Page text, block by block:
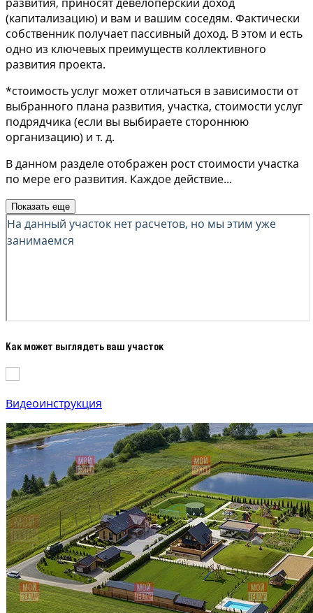
(капитализацию) и вам и вашим соседям. Фактически
собственник получает пассивный доход. В этом и есть
одно из ключевых преимуществ коллективного
развития проекта.
*стоимость услуг может отличаться в зависимости от
выбранного плана развития, участка, стоимости услуг
подрядчика (если вы выбираете стороннюю
организацию) и т. д.
В данном разделе отображен рост стоимости участка
по мере его развития. Каждое действие...
Показать еще
Как может выглядеть ваш участок
Видеоинструкция